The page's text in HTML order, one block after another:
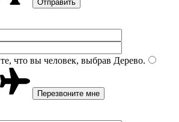
что вы человек, выбрав Дерево.